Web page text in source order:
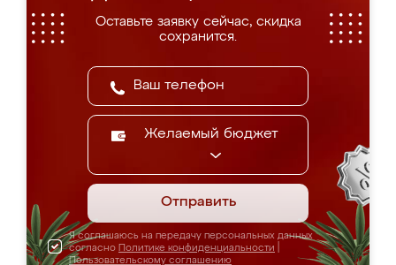
Оставьте заявку сейчас, скидка
сохранится.
Желаемый бюджет
Отправить
Я соглашаюсь на передачу персональных данных
согласно Политике конфиденциальности
Пользовательскому соглашению